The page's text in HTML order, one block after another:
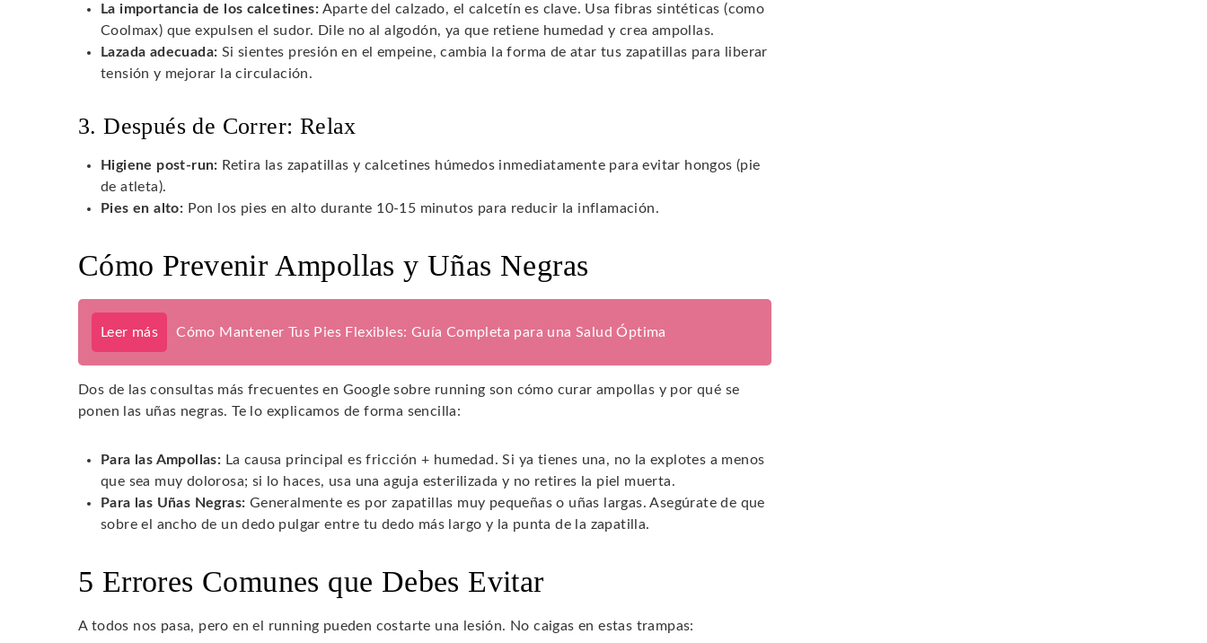
La importancia de los calcetines: Aparte del calzado, el calcetín es clave. Usa fibras sintéticas (como
Coolmax) que expulsen el sudor. Dile no al algodón, ya que retiene humedad y crea ampollas.
Lazada adecuada: Si sientes presión en el empeine, cambia la forma de atar tus zapatillas para liberar
tensión y mejorar la circulación.
3. Después de Correr: Relax
Higiene post-run: Retira las zapatillas y calcetines húmedos inmediatamente para evitar hongos (pie
de atleta).
Pies en alto: Pon los pies en alto durante 10-15 minutos para reducir la inflamación.
Cómo Prevenir Ampollas y Uñas Negras
Leer más Cómo Mantener Tus Pies Flexibles: Guía Completa para una Salud Óptima
Dos de las consultas más frecuentes en Google sobre running son cómo curar ampollas y por qué se
ponen las uñas negras. Te lo explicamos de forma sencilla:
Para las Ampollas: La causa principal es fricción + humedad. Si ya tienes una, no la explotes a menos
que sea muy dolorosa; si lo haces, usa una aguja esterilizada y no retires la piel muerta.
Para las Uñas Negras: Generalmente es por zapatillas muy pequeñas o uñas largas. Asegúrate de que
sobre el ancho de un dedo pulgar entre tu dedo más largo y la punta de la zapatilla.
5 Errores Comunes que Debes Evitar
A todos nos pasa, pero en el running pueden costarte una lesión. No caigas en estas trampas: